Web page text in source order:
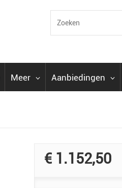
Meer Aanbiedingen
€ 1.152,50